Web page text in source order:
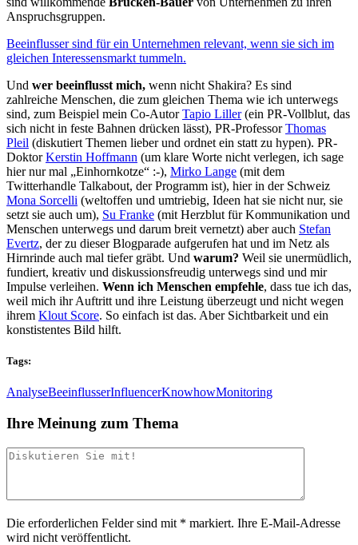
Anspruchsgruppen.
Beeinflusser sind für ein Unternehmen relevant, wenn sie sich im
gleichen Interessensmarkt tummeln.
Und wer beeinflusst mich, wenn nicht Shakira? Es sind
zahlreiche Menschen, die zum gleichen Thema wie ich unterwegs
sind, zum Beispiel mein Co-AutorTapio Liller(ein PR-Vollblut, das
sich nicht in feste Bahnen drücken lässt), PR-ProfessorThomas
Pleil (diskutiert Themen lieber und ordnet ein statt zu hypen). PR-
DoktorKerstin Hoffmann (um klare Worte nicht verlegen, ich sage
hier nur mal „Einhornkotze“ :-), Mirko Lange (mit dem
Twitterhandle Talkabout, der Programm ist), hier in der Schweiz
Mona Sorcelli (weltoffen und umtriebig, Ideen hat sie nicht nur, sie
setzt sie auch um), Su Franke (mit Herzblut für Kommunikation und
Menschen unterwegs und darum breit vernetzt) aber auch Stefan
Evertz, der zu dieser Blogparade aufgerufen hat und im Netz als
Hirnrinde auch mal tiefer gräbt. Und warum? Weil sie unermüdlich,
fundiert, kreativ und diskussionsfreudig unterwegs sind und mir
Impulse verleihen. Wenn ich Menschen empfehle, dass tue ich das,
weil mich ihr Auftritt und ihre Leistung überzeugt und nicht wegen
ihrem Klout Score. So einfach ist das. Aber Sichtbarkeit und ein
konstistentes Bild hilft.
Tags:
AnalyseBeeinflusserInfluencerKnowhowMonitoring
Ihre Meinung zum Thema
Die erforderlichen Felder sind mit * markiert. Ihre E-Mail-Adresse
wird nicht veröffentlicht.